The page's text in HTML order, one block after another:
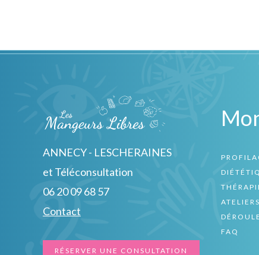
ANNECY - LESCHERAINES
et Téléconsultation
06 20 09 68 57
Contact
RÉSERVER UNE CONSULTATION
FAQ